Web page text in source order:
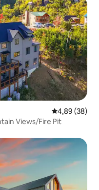
4,89 de uma
4,89 (38)
Views/Fire Pit